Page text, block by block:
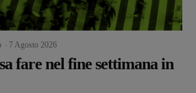
7 Agosto 2026
fare nel fine settimana in